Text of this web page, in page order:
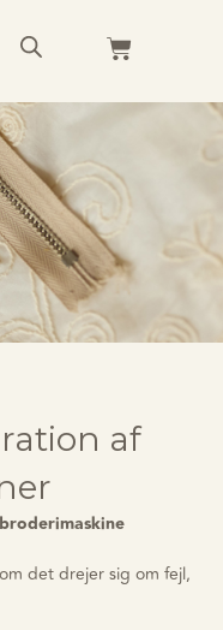
af
det drejer sig om fejl,